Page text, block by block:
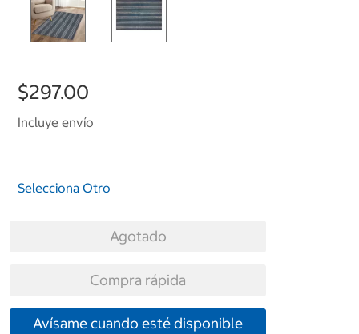
$297.00
Incluye envío
Selecciona Otro
Agotado
Compra rápida
Avísame cuando esté disponible